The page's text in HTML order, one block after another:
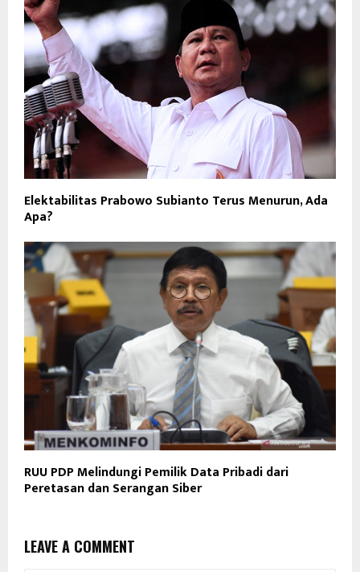
Elektabilitas Prabowo Subianto Terus Menurun, Ada
Apa?
RUU PDP Melindungi Pemilik Data Pribadi dari
Peretasan dan Serangan Siber
LEAVE A COMMENT